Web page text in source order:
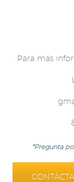
Para más
*Pregunta